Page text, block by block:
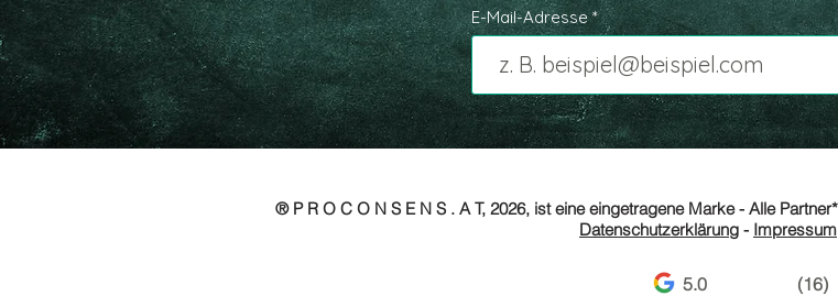
E-Mail-Adresse
® P R O C O N S E N S . A T, 2026, ist eine eingetragene Marke - Alle
Datenschutzerklärung - Impressum
(16)
5.0